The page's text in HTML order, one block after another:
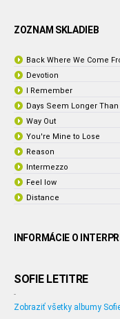
ZOZNAM SKLADIEB
Back Where We Come
Devotion
I Remember
Days Seem Longer
Way Out
You're Mine to Lose
Reason
Intermezzo
Feel low
Distance
INFORMÁCIE O
SOFIE LETITRE
-
Zobraziť všetky albumy